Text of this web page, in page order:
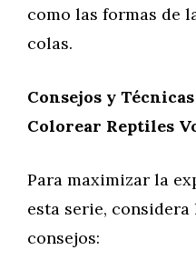
como las formas de
colas.
Consejos y
Colorear Reptiles
Para maximizar la
esta serie,
consejos: